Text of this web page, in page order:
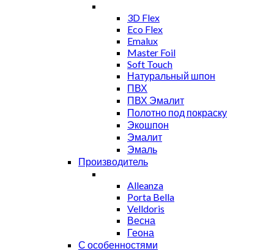
3D Flex
Eco Flex
Emalux
Master Foil
Soft Touch
Натуральный шпон
ПВХ
ПВХ Эмалит
Полотно под покраску
Экошпон
Эмалит
Эмаль
Производитель
Alleanza
Porta Bella
Velldoris
Весна
Геона
С особенностями